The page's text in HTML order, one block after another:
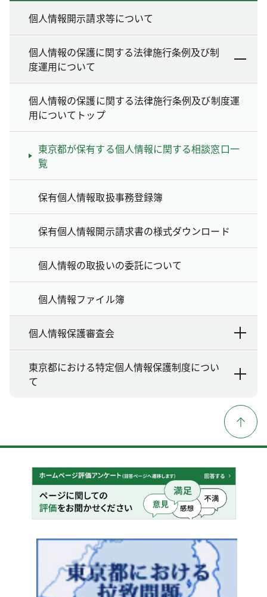
個人情報開示請求等について
個人情報の保護に関する法律施行条例及び制
度運用について
個人情報の保護に関する法律施行条例及び制度運
用についてトップ
東京都が保有する個人情報に関する相談窓口一
覧
保有個人情報取扱事務登録簿
保有個人情報開示請求書の様式ダウンロード
個人情報の取扱いの委託について
個人情報ファイル簿
個人情報保護審査会
東京都における特定個人情報保護制度につい
て